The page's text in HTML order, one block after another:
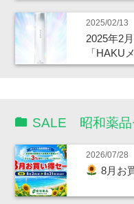
2025/02/13
2025年2
「HAKU
SALE 昭和薬品
2026/07/28
8月お